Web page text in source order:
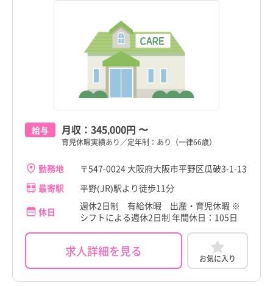
給与 月収： 345,000円 〜
育児休暇実績あり／定年制：あり（一律66歳）
勤務地
〒547-0024 大阪府大阪市平野区瓜破3-1-13
最寄駅
平野(JR)駅より徒歩11分
休日
週休2日制 有給休暇 出産・育児休暇 ※
シフトによる週休2日制 年間休日：105日
求人詳細を見る お気に入り